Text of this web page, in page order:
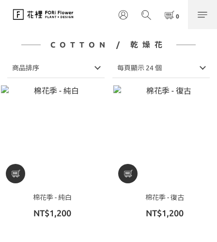
COTTON / 乾燥花
商品排序 每頁顯示 24 個
棉花季 - 純白
NT$1,200
棉花季 - 復古
NT$1,200